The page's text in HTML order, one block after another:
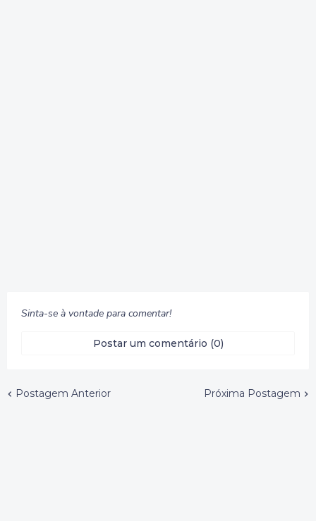
Sinta-se à vontade para comentar!
Postar um comentário (0)
Postagem Anterior Próxima Postagem